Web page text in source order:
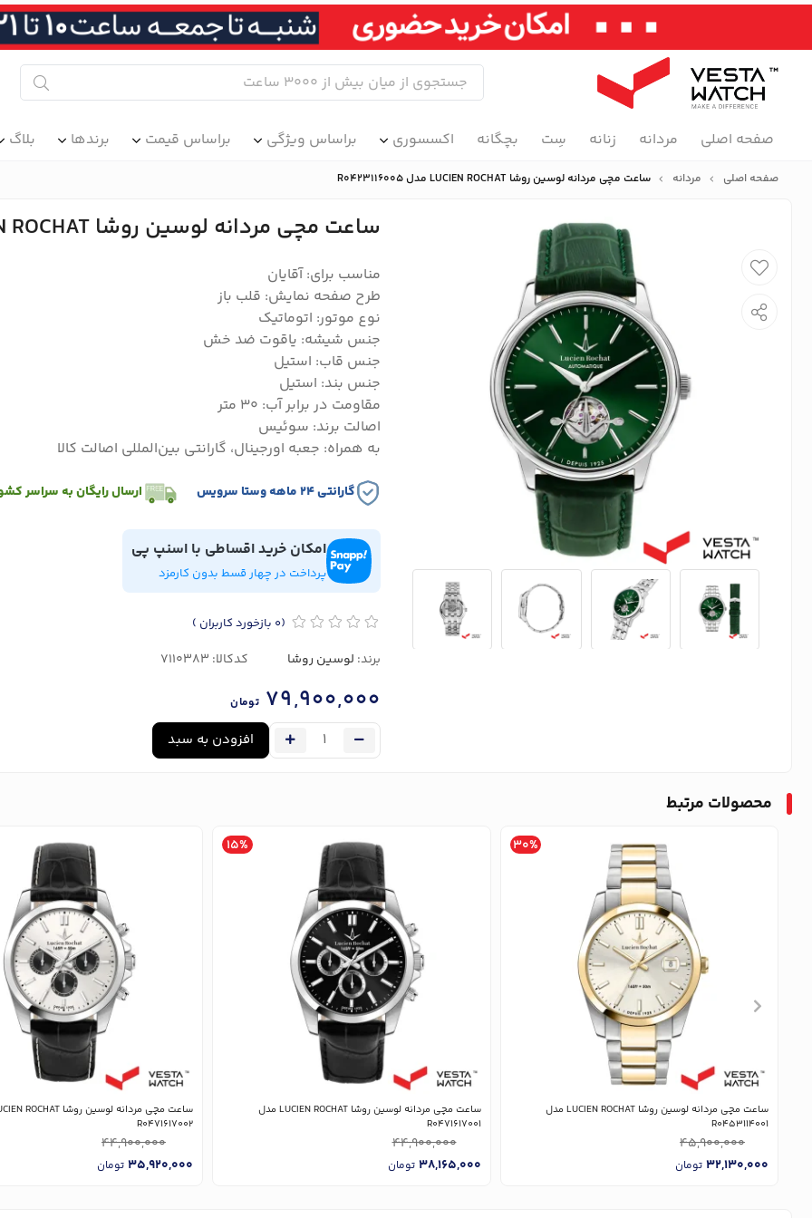
صفحه اصلی مردانه زنانه سِت بچگانه اکسسوری براساس ویژگی براساس قیمت برندها بلاگ
صفحه اصلی مردانه ساعت مچی مردانه لوسین روشا LUCIEN ROCHAT مدل R0423116005
ساعت مچی مردانه لوسین روشا LUCIEN ROCHAT مدل R0423116005
مناسب برای: آقایان
طرح صفحه نمایش: قلب باز
نوع موتور: اتوماتیک
جنس شیشه: یاقوت ضد خش
جنس قاب: استیل
جنس بند: استیل
مقاومت در برابر آب: 30 متر
اصالت برند: سوئیس
به همراه: جعبه اورجینال، گارانتی بین‌المللی اصالت کالا
گارانتی ۲۴ ماهه وستا سرویس ارسال رایگان به سراسر
امکان خرید اقساطی با اسنپ پی
پرداخت در چهار قسط بدون کارمزد
(0 بازخورد کاربران )
برند: لوسین روشا کدکالا:
79,900,000 تومان
افزودن به سبد
محصولات مرتبط
ساعت مچی مردانه لوسین روشا LUCIEN ROCHAT مدل
R0453114001
30%
45,900,000
32,130,000 تومان
ساعت مچی مردانه لوسین روشا LUCIEN ROCHAT مدل
R0471617001
15%
44,900,000
38,165,000 تومان
R0471617002
44,900,000
35,920,000 تومان